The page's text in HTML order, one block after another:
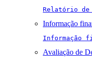
Relatório de
Informação
Informação
Avaliação de